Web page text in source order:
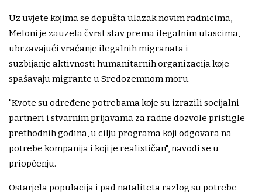
Uz uvjete kojima se dopušta ulazak novim radnicima,
Meloni je zauzela čvrst stav prema ilegalnim ulascima,
ubrzavajući vraćanje ilegalnih migranata i
suzbijanje aktivnosti humanitarnih organizacija koje
spašavaju migrante u Sredozemnom moru.
"Kvote su određene potrebama koje su izrazili socijalni
partneri i stvarnim prijavama za radne dozvole pristigle
prethodnih godina, u cilju programa koji odgovara na
potrebe kompanija i koji je realističan", navodi se u
priopćenju.
Ostarjela populacija i pad nataliteta razlog su potrebe